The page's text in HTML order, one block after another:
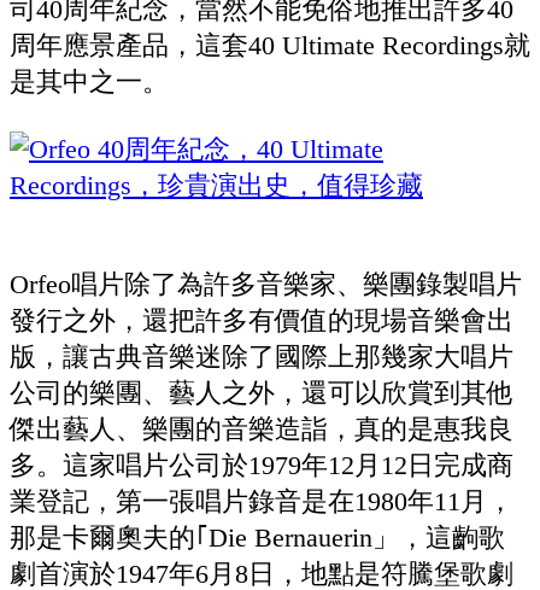
司40周年紀念，當然不能免俗地推出許多40
周年應景產品，這套40 Ultimate Recordings就
是其中之一。
Orfeo唱片除了為許多音樂家、樂團錄製唱片
發行之外，還把許多有價值的現場音樂會出
版，讓古典音樂迷除了國際上那幾家大唱片
公司的樂團、藝人之外，還可以欣賞到其他
傑出藝人、樂團的音樂造詣，真的是惠我良
多。這家唱片公司於1979年12月12日完成商
業登記，第一張唱片錄音是在1980年11月，
那是卡爾奧夫的｢Die Bernauerin」，這齣歌
劇首演於1947年6月8日，地點是符騰堡歌劇